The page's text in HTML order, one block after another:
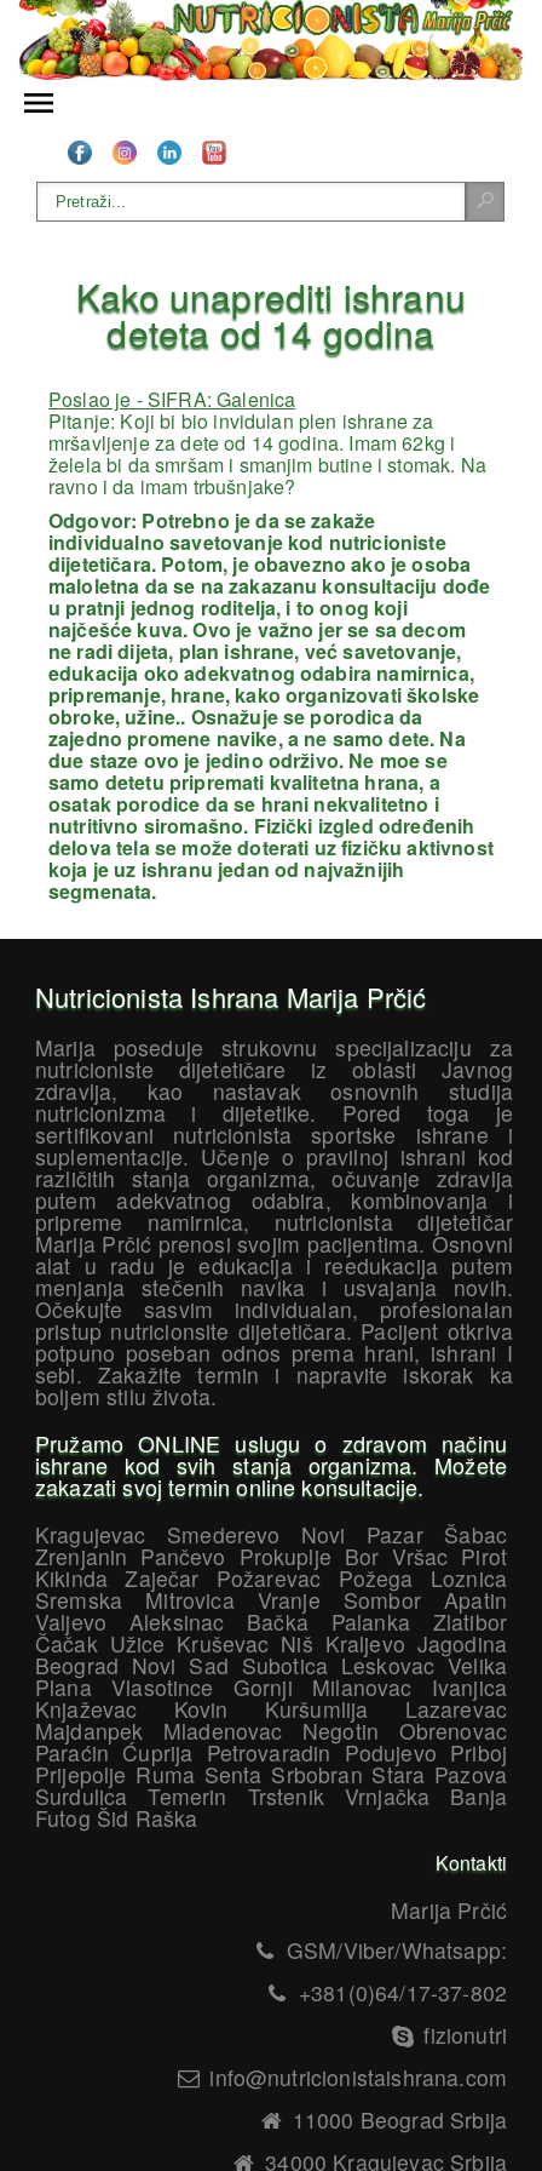
Kako unaprediti ishranu
deteta od 14 godina
Poslao je - SIFRA: Galenica
Pitanje: Koji bi bio invidulan plen ishrane za
mršavljenje za dete od 14 godina. Imam 62kg i
želela bi da smršam i smanjim butine i stomak. Na
ravno i da imam trbušnjake?
Odgovor: Potrebno je da se zakaže
individualno savetovanje kod nutricioniste
dijetetičara. Potom, je obavezno ako je osoba
maloletna da se na zakazanu konsultaciju dođe
u pratnji jednog roditelja, i to onog koji
najčešće kuva. Ovo je važno jer se sa decom
ne radi dijeta, plan ishrane, već savetovanje,
edukacija oko adekvatnog odabira namirnica,
pripremanje, hrane, kako organizovati školske
obroke, užine.. Osnažuje se porodica da
zajedno promene navike, a ne samo dete. Na
due staze ovo je jedino održivo. Ne moe se
samo detetu pripremati kvalitetna hrana, a
osatak porodice da se hrani nekvalitetno i
nutritivno siromašno. Fizički izgled određenih
delova tela se može doterati uz fizičku aktivnost
koja je uz ishranu jedan od najvažnijih
segmenata.
Nutricionista Ishrana Marija Prčić
Marija poseduje strukovnu specijalizaciju za
nutricioniste dijetetičare iz oblasti Javnog
zdravlja, kao nastavak osnovnih studija
nutricionizma i dijetetike. Pored toga je
sertifikovani nutricionista sportske ishrane i
suplementacije. Učenje o pravilnoj ishrani kod
različitih stanja organizma, očuvanje zdravlja
putem adekvatnog odabira, kombinovanja i
pripreme namirnica, nutricionista dijetetičar
Marija Prčić prenosi svojim pacijentima. Osnovni
alat u radu je edukacija i reedukacija putem
menjanja stečenih navika i usvajanja novih.
Očekujte sasvim individualan, profesionalan
pristup nutricionsite dijetetičara. Pacijent otkriva
potpuno poseban odnos prema hrani, ishrani I
sebi. Zakažite termin i napravite iskorak ka
boljem stilu života.
Pružamo ONLINE uslugu o zdravom načinu
ishrane kod svih stanja organizma. Možete
zakazati svoj termin online konsultacije.
Kragujevac Smederevo Novi Pazar Šabac
Zrenjanin Pančevo Prokuplje Bor Vršac Pirot
Kikinda Zaječar Požarevac Požega Loznica
Sremska Mitrovica Vranje Sombor Apatin
Valjevo Aleksinac Bačka Palanka Zlatibor
Čačak Užice Kruševac Niš Kraljevo Jagodina
Beograd Novi Sad Subotica Leskovac Velika
Plana Vlasotince Gornji Milanovac Ivanjica
Knjaževac Kovin Kuršumlija Lazarevac
Majdanpek Mladenovac Negotin Obrenovac
Paraćin Ćuprija Petrovaradin Podujevo Priboj
Prijepolje Ruma Senta Srbobran Stara Pazova
Surdulica Temerin Trstenik Vrnjačka Banja
Futog Šid Raška
Kontakti
Marija Prčić
GSM/Viber/Whatsapp:
+381(0)64/17-37-802
fizionutri
info@nutricionistaishrana.com
11000 Beograd Srbija
34000 Kragujevac Srbija